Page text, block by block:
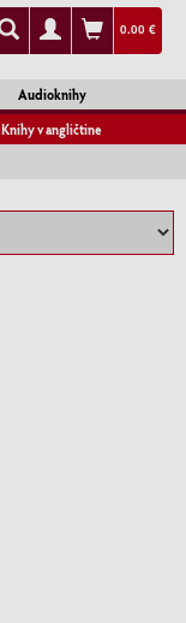
0.00 €
Audioknihy
Knihy v angličtine